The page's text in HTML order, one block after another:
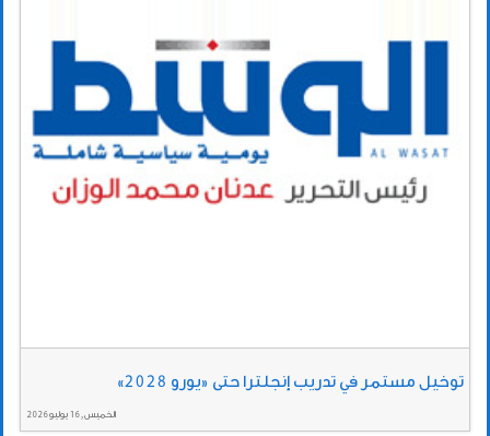
توخيل مستمر في تدريب إنجلترا حتى «يورو 2028»
الخميس , 16 يوليو 2026